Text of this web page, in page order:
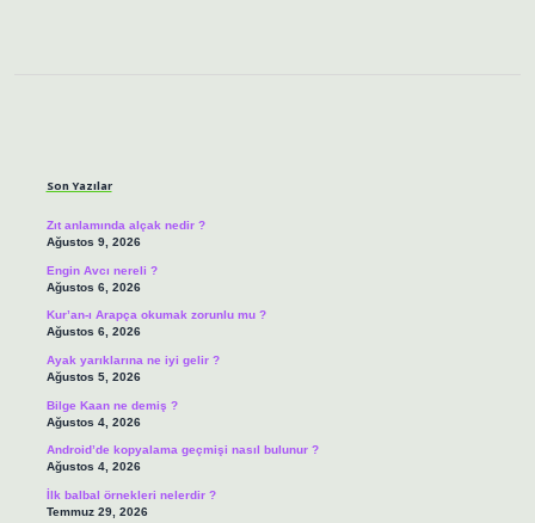
Son Yazılar
Zıt anlamında alçak nedir ?
Ağustos 9, 2026
Engin Avcı nereli ?
Ağustos 6, 2026
Kur’an-ı Arapça okumak zorunlu mu ?
Ağustos 6, 2026
Ayak yarıklarına ne iyi gelir ?
Ağustos 5, 2026
Bilge Kaan ne demiş ?
Ağustos 4, 2026
Android’de kopyalama geçmişi nasıl bulunur ?
Ağustos 4, 2026
İlk balbal örnekleri nelerdir ?
Temmuz 29, 2026